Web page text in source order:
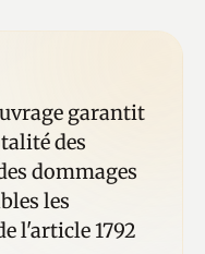
garantit
des
dommages
les
l'article 1792